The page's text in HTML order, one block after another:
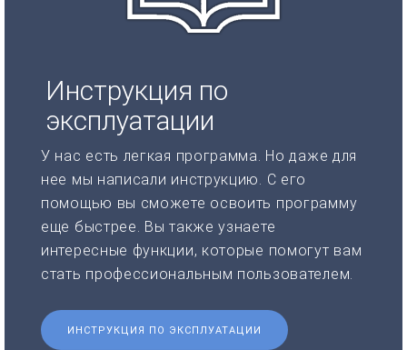
Инструкция по
эксплуатации
У нас есть легкая программа. Но даже для
нее мы написали инструкцию. С его
помощью вы сможете освоить программу
еще быстрее. Вы также узнаете
интересные функции, которые помогут вам
стать профессиональным пользователем.
ИНСТРУКЦИЯ ПО ЭКСПЛУАТАЦИИ